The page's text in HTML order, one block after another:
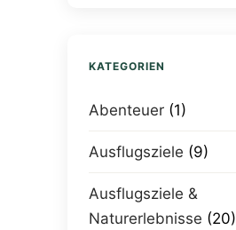
KATEGORIEN
Abenteuer (1)
Ausflugsziele (9)
Ausflugsziele &
Naturerlebnisse (20)